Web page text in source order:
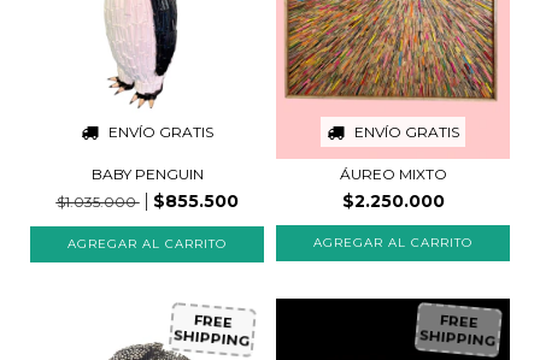
ENVÍO GRATIS
BABY PENGUIN
$1.035.000
$855.500
ENVÍO GRATIS
ÁUREO MIXTO
$2.250.000
FREE
SHIPPING
FREE
SHIPPING